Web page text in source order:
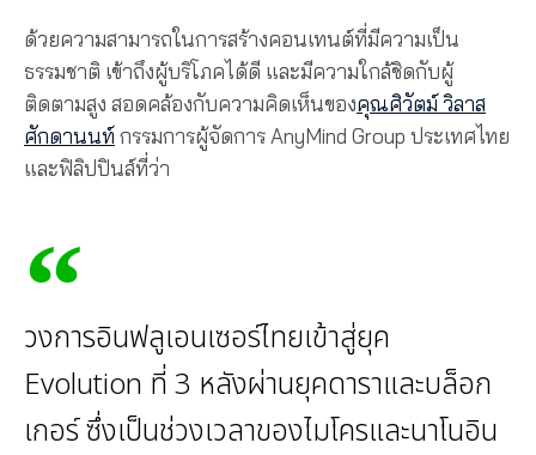
ด้วยความสามารถในการสร้างคอนเทนต์ที่มีความเป็น
ธรรมชาติ เข้าถึงผู้บริโภคได้ดี และมีความใกล้ชิดกับผู้
ติดตามสูง สอดคล้องกับความคิดเห็นของคุณศิวัตม์ วิลาส
ศักดานนท์กรรมการผู้จัดการ AnyMind Group ประเทศไทย
และฟิลิปปินส์ที่ว่า
วงการอินฟลูเอนเซอร์ไทยเข้าสู่ยุค
Evolution ที่ 3 หลังผ่านยุคดาราและบล็อก
เกอร์ ซึ่งเป็นช่วงเวลาของไมโครและนาโนอิน